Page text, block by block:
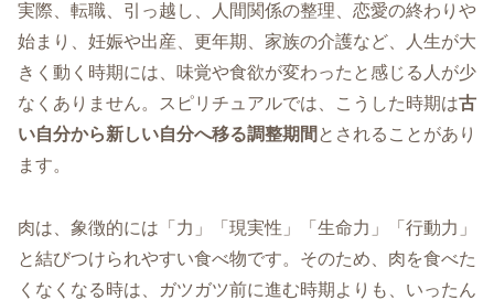
実際、転職、引っ越し、人間関係の整理、恋愛の終わりや
始まり、妊娠や出産、更年期、家族の介護など、人生が大
きく動く時期には、味覚や食欲が変わったと感じる人が少
なくありません。スピリチュアルでは、こうした時期は古
い自分から新しい自分へ移る調整期間 とされることがあり
ます。
肉は、象徴的には「力」「現実性」「生命力」「行動力」
と結びつけられやすい食べ物です。そのため、肉を食べた
くなくなる時は、ガツガツ前に進む時期よりも、いったん